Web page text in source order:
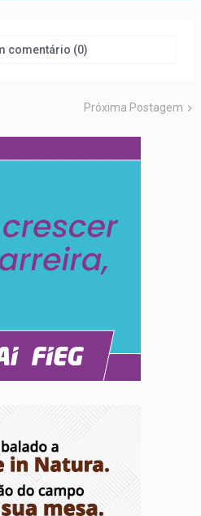
comentário (0)
Próxima Postagem